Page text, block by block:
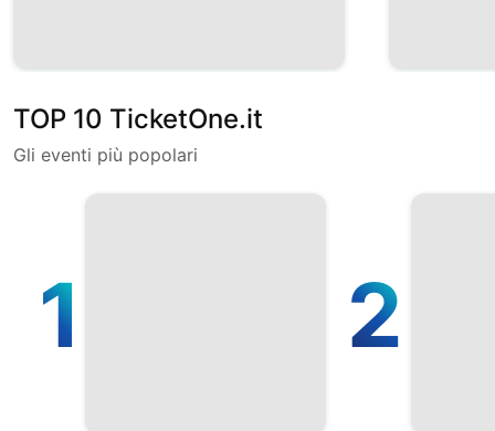
TOP 10 TicketOne.it
Gli eventi più popolari
1 2